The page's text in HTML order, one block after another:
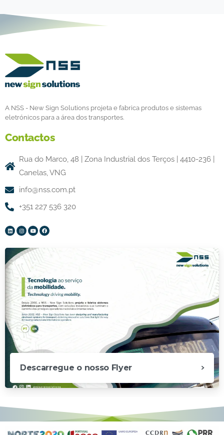
A NSS - New Sign Solutions projeta e fabrica produtos e sistemas
eletrónicos para a área dos transportes.
Contactos
Rua do Marco, 48 | Zona Industrial dos Terços | 4410-236 |
Canelas, VNG
info@nss.com.pt
+351 227 536 320
Descarregue o nosso Flyer